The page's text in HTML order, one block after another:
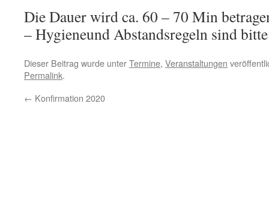
Die Dauer wird ca. 60 – 70 Min
– Hygieneund Abstandsregeln sind
Dieser Beitrag wurde unterTermine, Veranstaltungen
Permalink.
← Konfirmation 2020